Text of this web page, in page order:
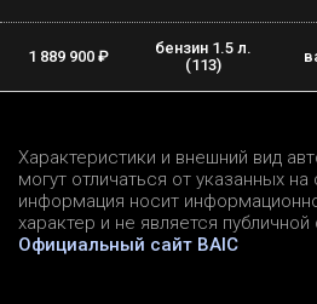
1 889 900 ₽
бензин 1.5 л.
(113)
Характеристики и внешний вид
могут отличаться от указанных
информация носит
характер и не является
Официальный сайт BAIC